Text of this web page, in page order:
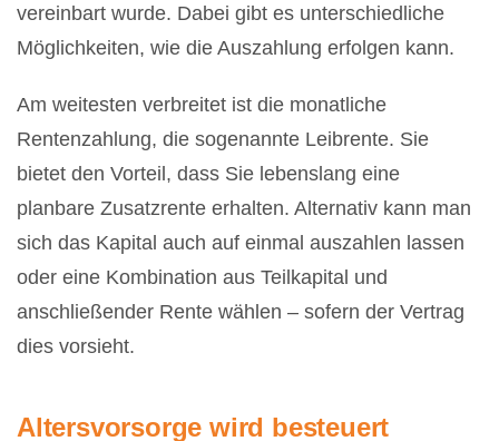
vereinbart wurde. Dabei gibt es unterschiedliche
Möglichkeiten, wie die Auszahlung erfolgen kann.
Am weitesten verbreitet ist die monatliche
Rentenzahlung, die sogenannte Leibrente. Sie
bietet den Vorteil, dass Sie lebenslang eine
planbare Zusatzrente erhalten. Alternativ kann man
sich das Kapital auch auf einmal auszahlen lassen
oder eine Kombination aus Teilkapital und
anschließender Rente wählen – sofern der Vertrag
dies vorsieht.
Altersvorsorge wird besteuert